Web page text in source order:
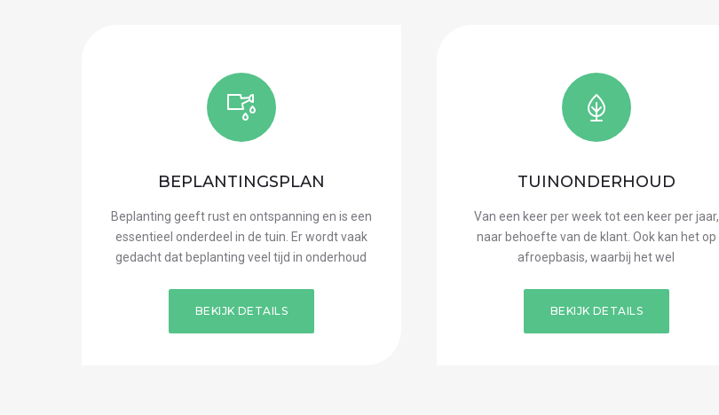
BEPLANTINGSPLAN
Beplanting geeft rust en ontspanning en is een
essentieel onderdeel in de tuin. Er wordt vaak
gedacht dat beplanting veel tijd in onderhoud
BEKIJK DETAILS
TUINONDERHOUD
Van een keer per week tot een keer per jaar,
naar behoefte van de klant. Ook kan het op
afroepbasis, waarbij het wel
BEKIJK DETAILS